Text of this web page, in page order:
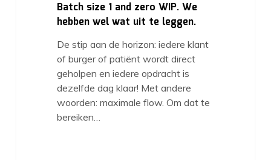
Batch size 1 and zero WIP. We
hebben wel wat uit te leggen.
De stip aan de horizon: iedere klant
of burger of patiënt wordt direct
geholpen en iedere opdracht is
dezelfde dag klaar! Met andere
woorden: maximale flow. Om dat te
bereiken…